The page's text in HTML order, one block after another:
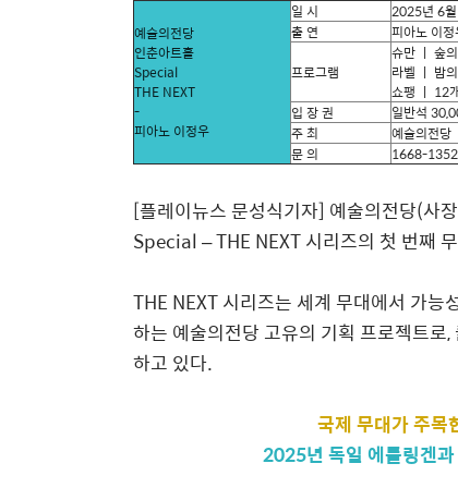
예술의전당
인춘아트홀
Special
THE NEXT
-
피아노 이정우
일 시 2025년 6월
출 연
피아노 이
프로그램
슈만 ㅣ 숲
라벨 ㅣ 밤
쇼팽 ㅣ 12
입 장 권
일반석
주 최
예술의전당
문 의
1668-
[플레이뉴스 문성식기자] 예술의전당(사
Special–THE NEXT시리즈의 첫 번째
THE NEXT시리즈는 세계 무대에서 가능
하는 예술의전당 고유의 기획 프로젝트로,
하고 있다.
국제 무대가 주목
2025년 독일 에틀링겐